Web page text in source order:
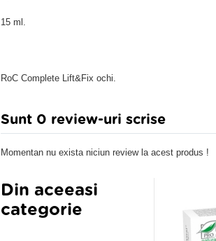
15 ml.
RoC Complete Lift&Fix ochi.
Sunt 0 review-uri scrise
Momentan nu exista niciun review la acest produs !
Din aceeasi
categorie